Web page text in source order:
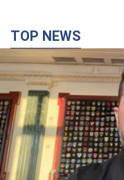
"Захист нашого
антибалістику
підтримку
Європейські партнери
10 часов назад 77,4 т.
З 1 вересня
зарплати: